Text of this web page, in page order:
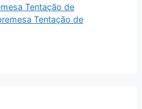
Tentação de
Tentação de